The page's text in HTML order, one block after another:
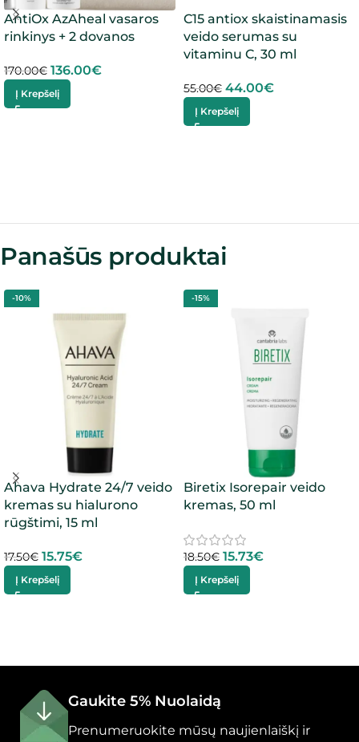
AntiOx AzAheal vasaros
rinkinys + 2 dovanos
170.00€ 136.00€
Į Krepšelį
C15 antiox skaistinamasis
veido serumas su
vitaminu C, 30 ml
55.00€ 44.00€
Į Krepšelį
Panašūs produktai
-10%
Ahava Hydrate 24/7 veido
kremas su hialurono
rūgštimi, 15 ml
17.50€ 15.75€
Į Krepšelį
-15%
Biretix Isorepair veido
kremas, 50 ml
18.50€ 15.73€
Į Krepšelį
Gaukite 5% Nuolaidą
Prenumeruokite mūsų naujienlaiškį ir